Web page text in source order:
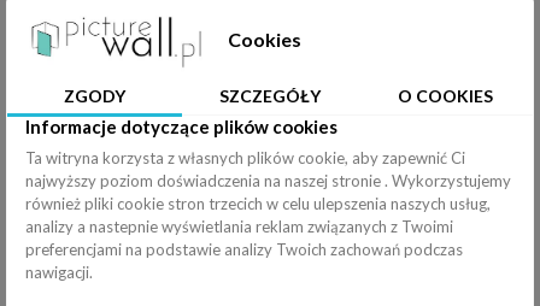
Fototapeta na wymiar Filiżanka kawy i fasoli
Cookies
ZGODY SZCZEGÓŁY O COOKIES
Informacje dotyczące plików cookies
Ta witryna korzysta z własnych plików cookie, aby zapewnić Ci
najwyższy poziom doświadczenia na naszej stronie . Wykorzystujemy
również pliki cookie stron trzecich w celu ulepszenia naszych usług,
analizy a nastepnie wyświetlania reklam związanych z Twoimi
preferencjami na podstawie analizy Twoich zachowań podczas
nawigacji.